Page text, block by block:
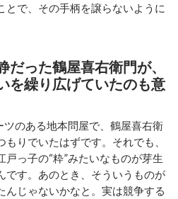
とで、その手柄を譲らないように
だった鶴屋喜右衛門が、
を繰り広げていたのも意
のある地本問屋で、鶴屋喜右衛
りでいたはずです。それでも、
っ子の“粋”みたいなものが芽生
です。あのとき、そういうものが
んじゃないかなと。実は競争する